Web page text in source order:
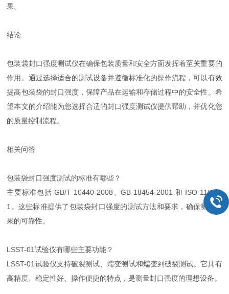
果。
结论
包装袋封口强度测试仪在确保包装质量和安全方面发挥着至关重要的
作用。通过选择适合的测试设备并遵循标准化的操作流程，可以有效
提高包装袋的封口强度，保障产品在运输和存储过程中的安全性。希
望本文的介绍能为您选择合适的封口强度测试仪提供帮助，并优化您
的质量控制流程。
相关问答
包装袋封口强度测试的标准有哪些？
主要标准包括 GB/T 10440-2008、GB 18454-2001 和 ISO 11607-
1。这些标准提供了包装袋封口强度的测试方法和要求，确保测试结
果的可靠性。
LSST-01试验仪有哪些主要功能？
LSST-01试验仪支持破裂测试、蠕变测试和蠕变到破裂测试。它具有
高精度、稳定性好、操作便捷的特点，是测量封口强度的理想设备。